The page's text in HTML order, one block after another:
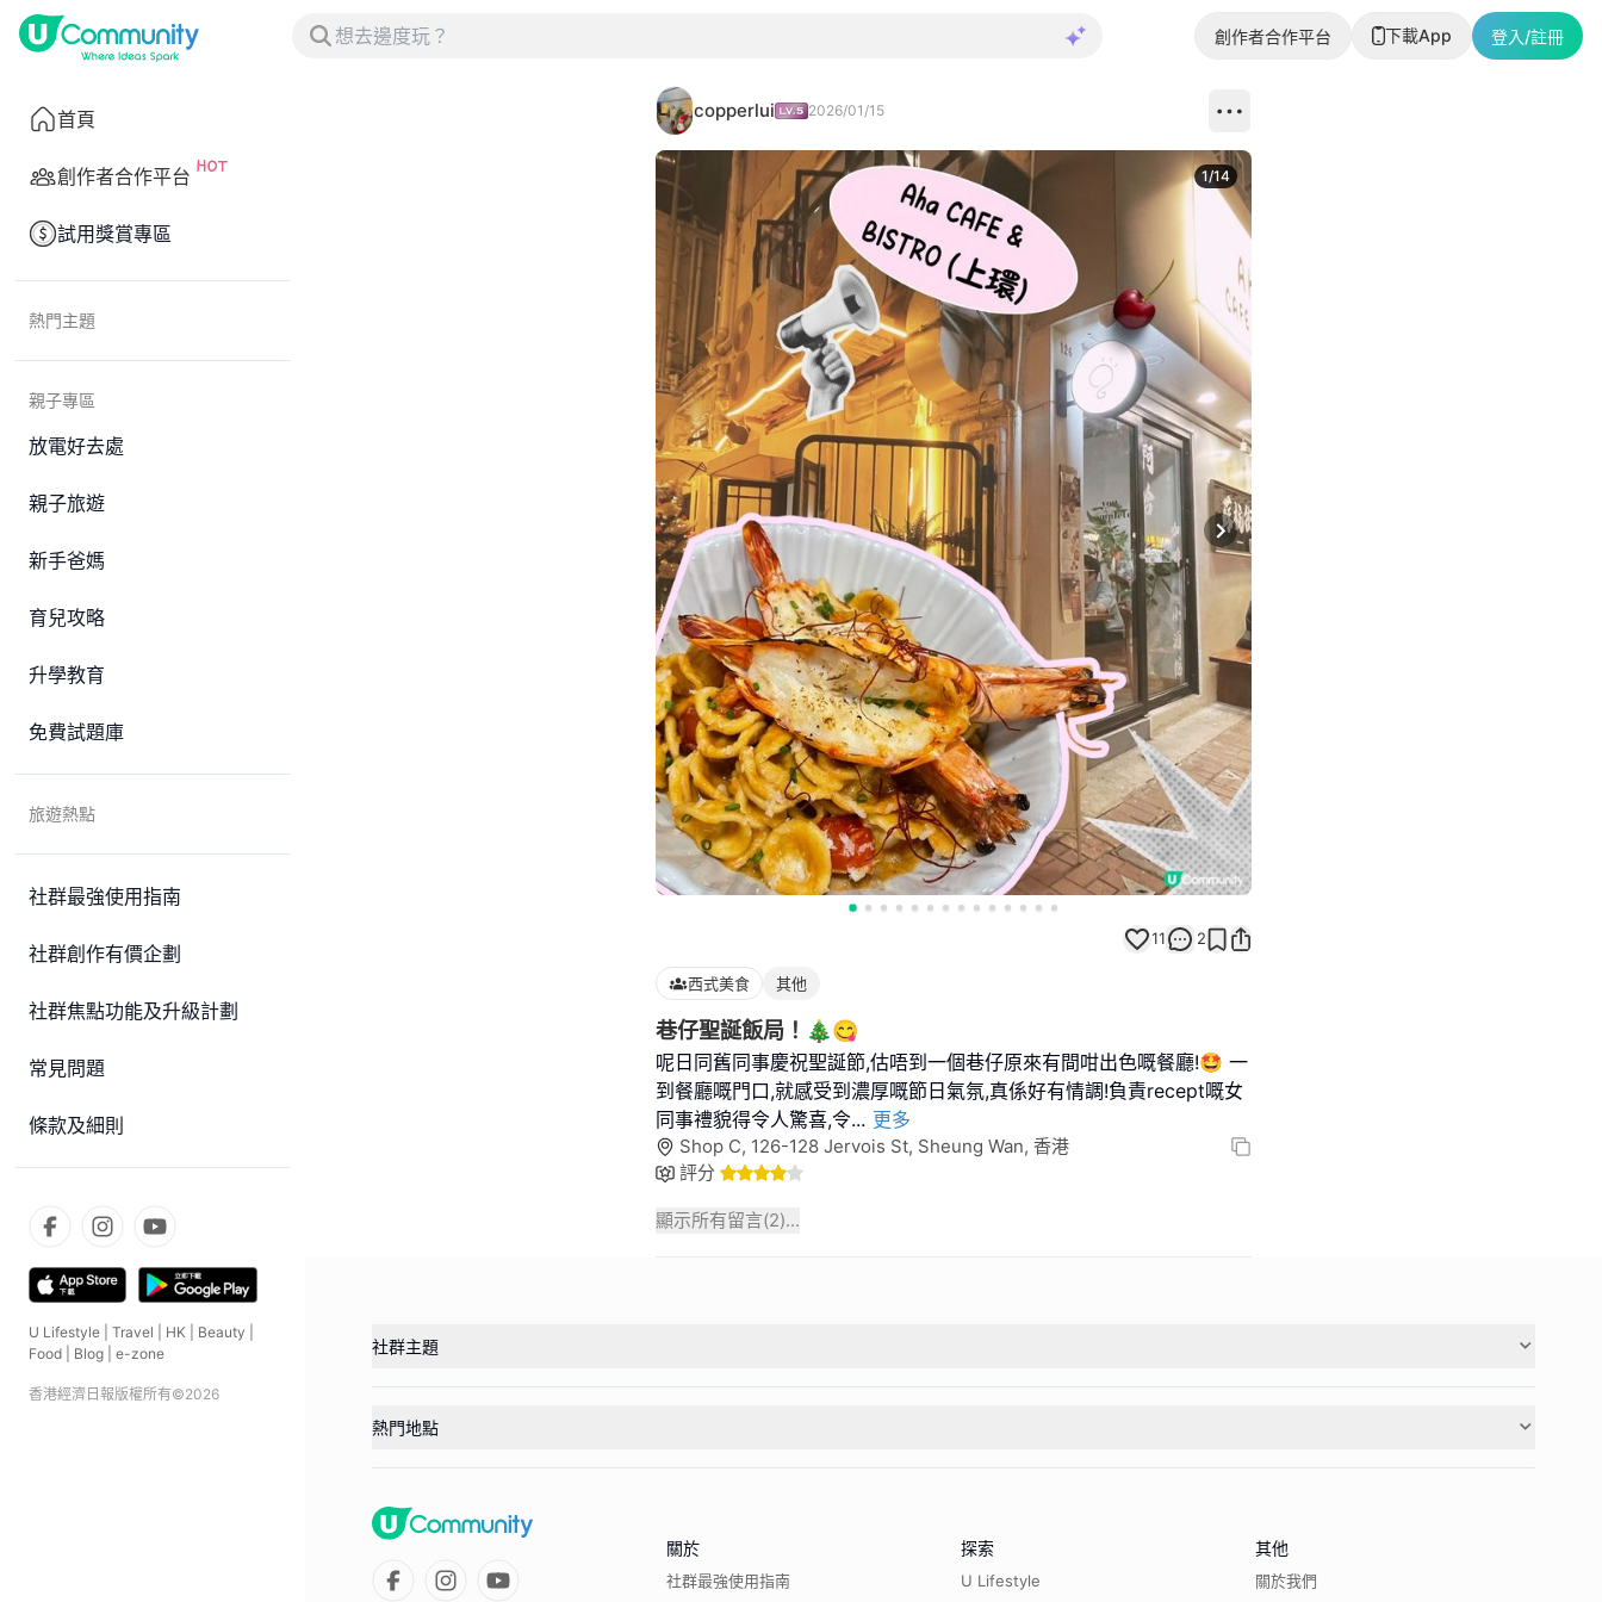
創作者合作平台 下載App 登入/註冊
首頁
創作者合作平台
試用獎賞專區
熱門主題
親子專區
放電好去處
親子旅遊
新手爸媽
育兒攻略
升學教育
免費試題庫
旅遊熱點
社群最強使用指南
社群創作有價企劃
社群焦點功能及升級計劃
常見問題
條款及細則
U Lifestyle Travel HK Beauty
Food
Blog e-zone
香港經濟日報版權所有©2026
copperlui 2026/01/15
Next slide
1/14
11 2
西式美食 其他
巷仔聖誕飯局！🎄😋
呢日同舊同事慶祝聖誕節,估唔到一個巷仔原來有間咁出色嘅餐廳!🤩 一
到餐廳嘅門口,就感受到濃厚嘅節日氣氛,真係好有情調!負責recept嘅女
同事禮貌得令人驚喜,令... 更多
Shop C, 126-128 Jervois St, Sheung Wan, 香港
評分
顯示所有留言(2)...
社群主題
熱門地點
關於
社群最強使用指南
探索
U Lifestyle
其他
關於我們